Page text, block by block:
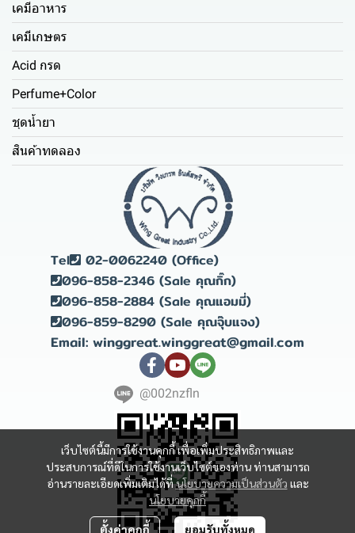
เว็บไซต์นี้มีการใช้งานคุกกี้ เพื่อเพิ่มประสิทธิภาพและ
ประสบการณ์ที่ดีในการใช้งานเว็บไซต์ของท่าน ท่านสามารถ
อ่านรายละเอียดเพิ่มเติมได้ที่นโยบายความเป็นส่วนตัว และ
นโยบายคุกกี้
ตั้งค่าคุกกี้ ยอมรับทั้งหมด
เคมีอาหาร
เคมีเกษตร
Acid กรด
Perfume+Color
ชุดน้ำยา
สินค้าทดลอง
Tel
02-0062240 (Office)
096-858-2346 (Sale คุณกิ๊ก)
096-858-2884 (Sale คุณแอมมี่)
096-859-8290 (Sale คุณจุ๊บแจง)
Email: winggreat.winggreat@gmail.com
@002nzfln